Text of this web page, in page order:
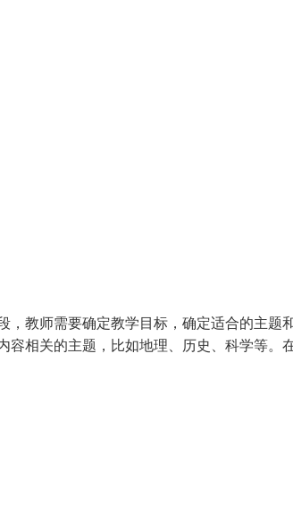
，教师需要确定教学目标，确定适合的主题
相关的主题，比如地理、历史、科学等。